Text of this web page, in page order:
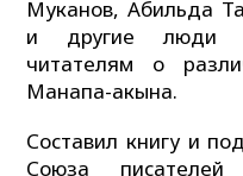
Муканов, Абильда
и другие люди
читателям о
Манапа-акына.
Составил книгу и
Союза писателей